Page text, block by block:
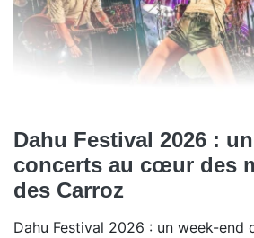
Dahu Festival 2026 :
concerts au cœur des
des Carroz
Dahu Festival 2026 : un week-end